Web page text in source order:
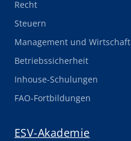
Recht
Steuern
Management und Wirtschaft
Betriebssicherheit
Inhouse-Schulungen
FAO-Fortbildungen
ESV-Akademie